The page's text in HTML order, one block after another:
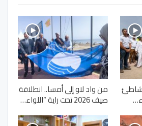
شاطئ من واد لاو إلى أمسا.. انطلاقة
صيف 2026 تحت راية “اللواء…